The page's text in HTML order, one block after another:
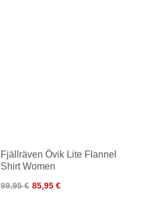
Fjällräven Övik Lite Flannel
Shirt Women
99,95 € 85,95 €